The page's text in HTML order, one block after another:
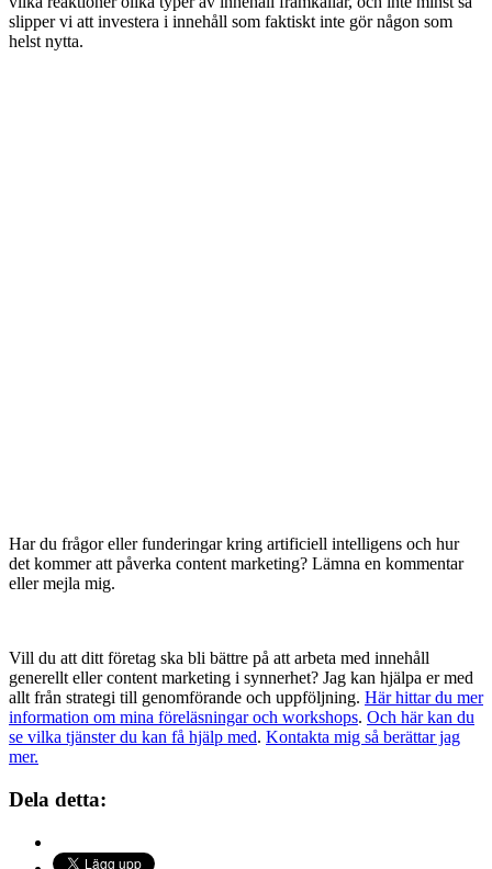
slipper vi att investera i innehåll som faktiskt inte gör någon som
helst nytta.
Har du frågor eller funderingar kring artificiell intelligens och hur
det kommer att påverka content marketing? Lämna en kommentar
eller mejla mig.
Vill du att ditt företag ska bli bättre på att arbeta med innehåll
generellt eller content marketing i synnerhet? Jag kan hjälpa er med
allt från strategi till genomförande och uppföljning. Här hittar du mer
information om mina föreläsningar och workshops. Och här kan du
se vilka tjänster du kan få hjälp med. Kontakta mig så berättar jag
mer.
Dela detta: